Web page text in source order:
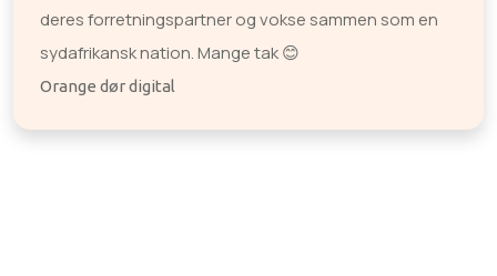
deres forretningspartner og vokse sammen som en
sydafrikansk nation. Mange tak 😊
Orange dør digital